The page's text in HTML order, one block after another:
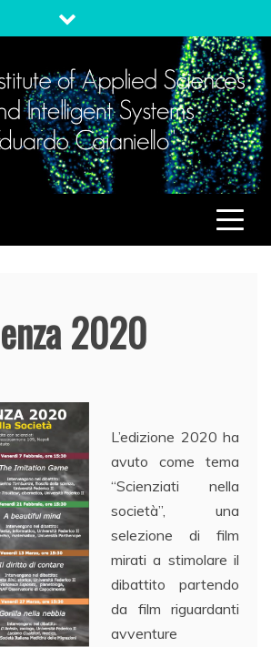
Sciences and Intelligent Systems
"Eduardo Caianiello"
2020
L’edizione 2020 ha
avuto come tema
“Scienziati nella
società”, una
selezione di film
mirati a stimolare il
dibattito partendo
da film riguardanti
avventure